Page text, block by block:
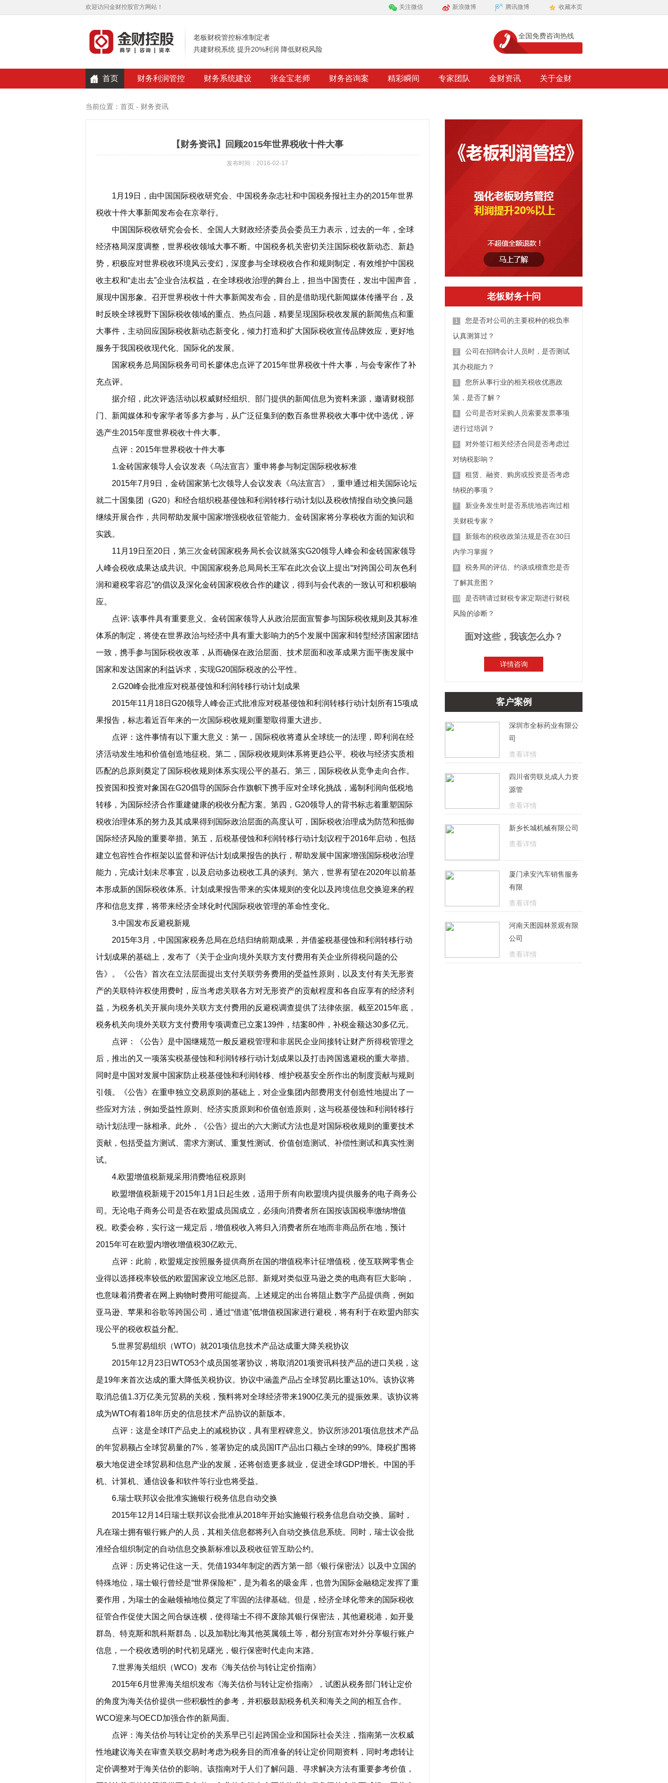
欢迎访问金财控股官方网站！ 关注微信 新浪微博 腾讯微博 收藏本页
老板财税管控标准制定者
共建财税系统 提升20%利润 降低财税风险
全国免费咨询热线
首页 财务利润管控 财务系统建设 张金宝老师 财务咨询案 精彩瞬间 专家团队 金财资讯 关于金财
当前位置： 首页 - 财务资讯
【财务资讯】回顾2015年世界税收十件大事
发布时间：2016-02-17
1月19日，由中国国际税收研究会、中国税务杂志社和中国税务报社主办的2015年世界
税收十件大事新闻发布会在京举行。
中国国际税收研究会会长、全国人大财政经济委员会委员王力表示，过去的一年，全球
经济格局深度调整，世界税收领域大事不断。中国税务机关密切关注国际税收新动态、新趋
势，积极应对世界税收环境风云变幻，深度参与全球税收合作和规则制定，有效维护中国税
收主权和“走出去”企业合法权益，在全球税收治理的舞台上，担当中国责任，发出中国声音，
展现中国形象。召开世界税收十件大事新闻发布会，目的是借助现代新闻媒体传播平台，及
时反映全球视野下国际税收领域的重点、热点问题，精要呈现国际税收发展的新闻焦点和重
大事件，主动回应国际税收新动态新变化，倾力打造和扩大国际税收宣传品牌效应，更好地
服务于我国税收现代化、国际化的发展。
国家税务总局国际税务司司长廖体忠点评了2015年世界税收十件大事，与会专家作了补
充点评。
据介绍，此次评选活动以权威财经组织、部门提供的新闻信息为资料来源，邀请财税部
门、新闻媒体和专家学者等多方参与，从广泛征集到的数百条世界税收大事中优中选优，评
选产生2015年度世界税收十件大事。
点评：2015年世界税收十件大事
1.金砖国家领导人会议发表《乌法宣言》重申将参与制定国际税收标准
2015年7月9日，金砖国家第七次领导人会议发表《乌法宣言》，重申通过相关国际论坛
就二十国集团（G20）和经合组织税基侵蚀和利润转移行动计划以及税收情报自动交换问题
继续开展合作，共同帮助发展中国家增强税收征管能力。金砖国家将分享税收方面的知识和
实践。
11月19日至20日，第三次金砖国家税务局长会议就落实G20领导人峰会和金砖国家领导
人峰会税收成果达成共识。中国国家税务总局局长王军在此次会议上提出“对跨国公司灰色利
润和避税零容忍”的倡议及深化金砖国家税收合作的建议，得到与会代表的一致认可和积极响
应。
点评: 该事件具有重要意义。金砖国家领导人从政治层面宣誓参与国际税收规则及其标准
体系的制定，将使在世界政治与经济中具有重大影响力的5个发展中国家和转型经济国家团结
一致，携手参与国际税收改革，从而确保在政治层面、技术层面和改革成果方面平衡发展中
国家和发达国家的利益诉求，实现G20国际税改的公平性。
2.G20峰会批准应对税基侵蚀和利润转移行动计划成果
2015年11月18日G20领导人峰会正式批准应对税基侵蚀和利润转移行动计划所有15项成
果报告，标志着近百年来的一次国际税收规则重塑取得重大进步。
点评：这件事情有以下重大意义：第一，国际税收将遵从全球统一的法理，即利润在经
济活动发生地和价值创造地征税。第二，国际税收规则体系将更趋公平。税收与经济实质相
匹配的总原则奠定了国际税收规则体系实现公平的基石。第三，国际税收从竞争走向合作。
投资国和投资对象国在G20倡导的国际合作旗帜下携手应对全球化挑战，遏制利润向低税地
转移，为国际经济合作重建健康的税收分配方案。第四，G20领导人的背书标志着重塑国际
税收治理体系的努力及其成果得到国际政治层面的高度认可，国际税收治理成为防范和抵御
国际经济风险的重要举措。第五，后税基侵蚀和利润转移行动计划议程于2016年启动，包括
建立包容性合作框架以监督和评估计划成果报告的执行，帮助发展中国家增强国际税收治理
能力，完成计划未尽事宜，以及启动多边税收工具的谈判。第六，世界有望在2020年以前基
本形成新的国际税收体系。计划成果报告带来的实体规则的变化以及跨境信息交换迎来的程
序和信息支撑，将带来经济全球化时代国际税收管理的革命性变化。
3.中国发布反避税新规
2015年3月，中国国家税务总局在总结归纳前期成果，并借鉴税基侵蚀和利润转移行动
计划成果的基础上，发布了《关于企业向境外关联方支付费用有关企业所得税问题的公
告》。《公告》首次在立法层面提出支付关联劳务费用的受益性原则，以及支付有关无形资
产的关联特许权使用费时，应当考虑关联各方对无形资产的贡献程度和各自应享有的经济利
益，为税务机关开展向境外关联方支付费用的反避税调查提供了法律依据。截至2015年底，
税务机关向境外关联方支付费用专项调查已立案139件，结案80件，补税金额达30多亿元。
点评：《公告》是中国继规范一般反避税管理和非居民企业间接转让财产所得税管理之
后，推出的又一项落实税基侵蚀和利润转移行动计划成果以及打击跨国逃避税的重大举措。
同时是中国对发展中国家防止税基侵蚀和利润转移、维护税基安全所作出的制度贡献与规则
引领。《公告》在重申独立交易原则的基础上，对企业集团内部费用支付创造性地提出了一
些应对方法，例如受益性原则、经济实质原则和价值创造原则，这与税基侵蚀和利润转移行
动计划法理一脉相承。此外，《公告》提出的六大测试方法也是对国际税收规则的重要技术
贡献，包括受益方测试、需求方测试、重复性测试、价值创造测试、补偿性测试和真实性测
试。
4.欧盟增值税新规采用消费地征税原则
欧盟增值税新规于2015年1月1日起生效，适用于所有向欧盟境内提供服务的电子商务公
司。无论电子商务公司是否在欧盟成员国成立，必须向消费者所在国按该国税率缴纳增值
税。欧委会称，实行这一规定后，增值税收入将归入消费者所在地而非商品所在地，预计
2015年可在欧盟内增收增值税30亿欧元。
点评：此前，欧盟规定按照服务提供商所在国的增值税率计征增值税，使互联网零售企
业得以选择税率较低的欧盟国家设立地区总部。新规对类似亚马逊之类的电商有巨大影响，
也意味着消费者在网上购物时费用可能提高。上述规定的出台将阻止数字产品提供商，例如
亚马逊、苹果和谷歌等跨国公司，通过“借道”低增值税国家进行避税，将有利于在欧盟内部实
现公平的税收权益分配。
5.世界贸易组织（WTO）就201项信息技术产品达成重大降关税协议
2015年12月23日WTO53个成员国签署协议，将取消201项资讯科技产品的进口关税，这
是19年来首次达成的重大降低关税协议。协议中涵盖产品占全球贸易比重达10%。该协议将
取消总值1.3万亿美元贸易的关税，预料将对全球经济带来1900亿美元的提振效果。该协议将
成为WTO有着18年历史的信息技术产品协议的新版本。
点评：这是全球IT产品史上的减税协议，具有里程碑意义。协议所涉201项信息技术产品
的年贸易额占全球贸易量的7%，签署协定的成员国IT产品出口额占全球的99%。降税扩围将
极大地促进全球贸易和信息产业的发展，还将创造更多就业，促进全球GDP增长。中国的手
机、计算机、通信设备和软件等行业也将受益。
6.瑞士联邦议会批准实施银行税务信息自动交换
2015年12月14日瑞士联邦议会批准从2018年开始实施银行税务信息自动交换。届时，
凡在瑞士拥有银行账户的人员，其相关信息都将列入自动交换信息系统。同时，瑞士议会批
准经合组织制定的自动信息交换新标准以及税收征管互助公约。
点评：历史将记住这一天。凭借1934年制定的西方第一部《银行保密法》以及中立国的
特殊地位，瑞士银行曾经是“世界保险柜”，是为着名的吸金库，也曾为国际金融稳定发挥了重
要作用，为瑞士的金融领袖地位奠定了牢固的法律基础。但是，经济全球化带来的国际税收
征管合作促使大国之间合纵连横，使得瑞士不得不废除其银行保密法，其他避税港，如开曼
群岛、特克斯和凯科斯群岛，以及加勒比海其他英属领土等，都分别宣布对外分享银行账户
信息，一个税收透明的时代初见曙光，银行保密时代走向末路。
7.世界海关组织（WCO）发布《海关估价与转让定价指南》
2015年6月世界海关组织发布《海关估价与转让定价指南》，试图从税务部门转让定价
的角度为海关估价提供一些积极性的参考，并积极鼓励税务机关和海关之间的相互合作。
WCO迎来与OECD加强合作的新局面。
点评：海关估价与转让定价的关系早已引起跨国企业和国际社会关注，指南第一次权威
性地建议海关在审查关联交易时考虑为税务目的而准备的转让定价同期资料，同时考虑转让
定价调整对于海关估价的影响。该指南对于人们了解问题、寻求解决方法有重要参考价值，
老板财务十问
1
您是否对公司的主要税种的税负率
认真测算过？
2
公司在招聘会计人员时，是否测试
其办税能力？
3
您所从事行业的相关税收优惠政
策，是否了解？
4
公司是否对采购人员索要发票事项
进行过培训？
5
对外签订相关经济合同是否考虑过
对纳税影响？
6
租赁、融资、购房或投资是否考虑
纳税的事项？
7
新业务发生时是否系统地咨询过相
关财税专家？
8
新颁布的税收政策法规是否在30日
内学习掌握？
9
税务局的评估、约谈或稽查您是否
了解其意图？
10
是否聘请过财税专家定期进行财税
风险的诊断？
面对这些，我该怎么办？
详情咨询
客户案例
深圳市全标药业有限公
司
查看详情
四川省劳联兑成人力资
源管
查看详情
新乡长城机械有限公司
查看详情
厦门承安汽车销售服务
有限
查看详情
河南天图园林景观有限
公司
查看详情